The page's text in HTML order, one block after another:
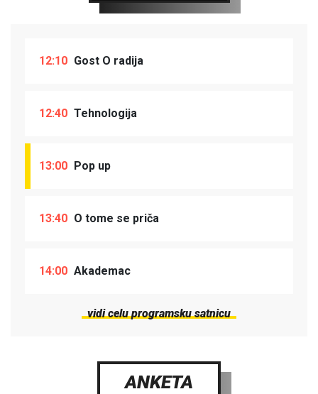
12:10 Gost O radija
12:40 Tehnologija
13:00 Pop up
13:40 O tome se priča
14:00 Akademac
vidi celu programsku satnicu
ANKETA